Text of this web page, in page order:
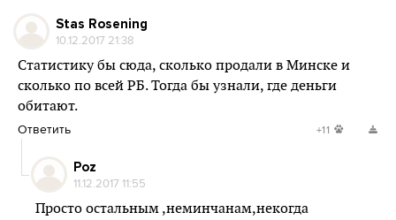
Stas Rosening
10.12.2017 21:38
Статистику бы сюда, сколько продали в Минске и
сколько по всей РБ. Тогда бы узнали, где деньги
обитают.
Ответить +11
Poz
11.12.2017 11:55
Просто остальным ,неминчанам,некогда